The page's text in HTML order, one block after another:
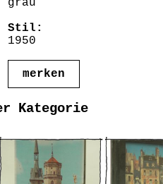
grau
Stil:
1950
merken
Kategorie